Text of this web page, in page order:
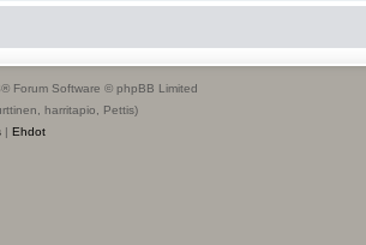
® Forum Software © phpBB Limited
harritapio, Pettis)
| Ehdot